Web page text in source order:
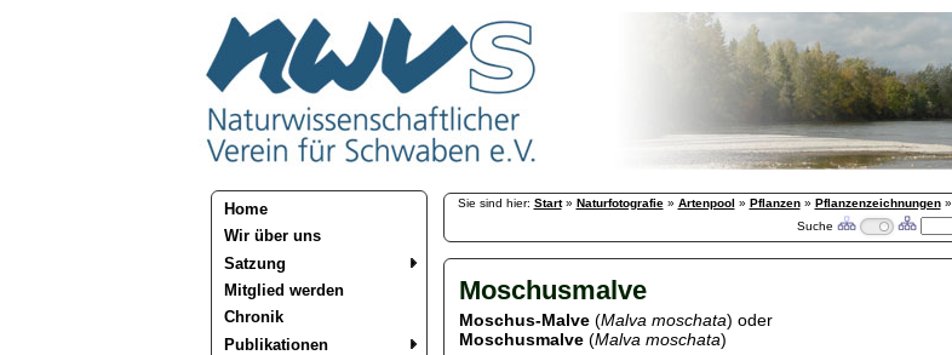
Home
Wir über uns
Satzung
Mitglied werden
Chronik
Publikationen
Sie sind hier: Start» Naturfotografie» Artenpool » Pflanzen» Pflanzenzeichnungen»
Suche
Moschusmalve
Moschus-Malve (Malva moschata) oder
Moschusmalve (Malva moschata)